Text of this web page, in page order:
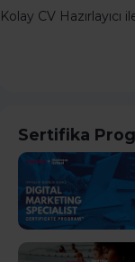
Kolay CV
Sertifika